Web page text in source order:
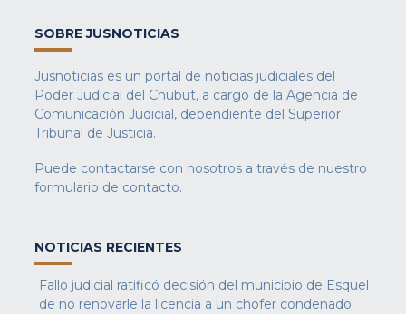
SOBRE JUSNOTICIAS
Jusnoticias es un portal de noticias judiciales del
Poder Judicial del Chubut, a cargo de la Agencia de
Comunicación Judicial, dependiente del Superior
Tribunal de Justicia.
Puede contactarse con nosotros a través de nuestro
formulario de contacto.
NOTICIAS RECIENTES
Fallo judicial ratificó decisión del municipio de Esquel
de no renovarle la licencia a un chofer condenado